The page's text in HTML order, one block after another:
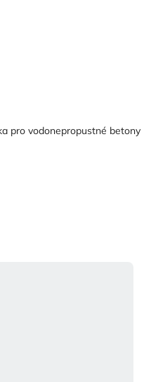
pro vodonepropustné betony